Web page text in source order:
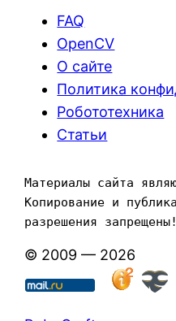
FAQ
OpenCV
О сайте
Политика
Робототехника
Статьи
Материалы сайта
Копирование и
разрешения запрещены!
© 2009 — 2026